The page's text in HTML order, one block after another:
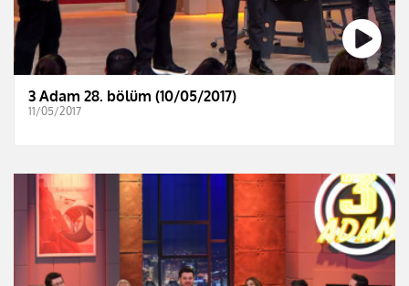
3 Adam 28. bölüm (10/05/2017)
11/05/2017